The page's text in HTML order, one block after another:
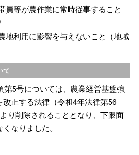
員等が農作業に常時従事すること
地利用に影響を与えないこと（地域
て
5号については、農業経営基盤強
正する法律（令和4年法律第56
り削除されることとなり、下限面
なりました。